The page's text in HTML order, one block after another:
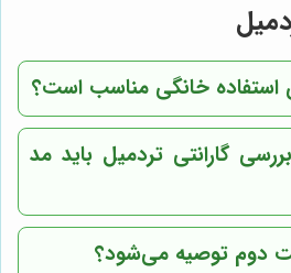
استفاده خانگی مناسب است؟
گارانتی تردمیل باید مد
دوم توصیه می‌شود؟